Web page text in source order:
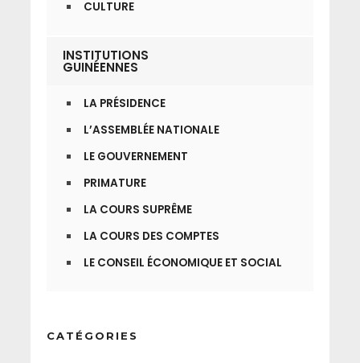
CULTURE
INSTITUTIONS
GUINÉENNES
LA PRÉSIDENCE
L’ASSEMBLÉE NATIONALE
LE GOUVERNEMENT
PRIMATURE
LA COURS SUPRÊME
LA COURS DES COMPTES
LE CONSEIL ÉCONOMIQUE ET SOCIAL
CATÉGORIES